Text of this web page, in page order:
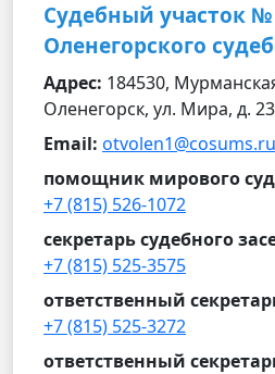
Cудебный участок №
Оленегорского
Адрес: 184530,
Оленегорск, ул. Мира, д. 23
Email: otvolen1@cosums.ru
помощник мирового
+7 (815) 526-1072
секретарь судебного
+7 (815) 525-3575
ответственный
+7 (815) 525-3272
ответственный